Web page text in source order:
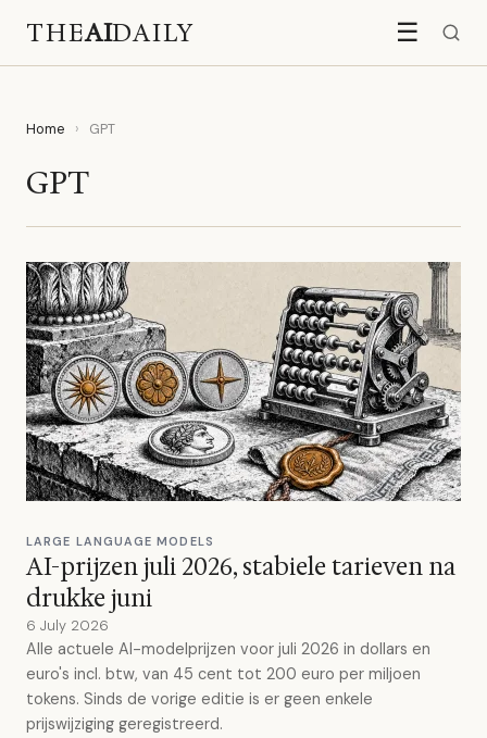
THEAIDAILY ☰
Home › GPT
GPT
LARGE LANGUAGE MODELS
AI-prijzen juli 2026, stabiele tarieven na
drukke juni
6 July 2026
Alle actuele AI-modelprijzen voor juli 2026 in dollars en
euro's incl. btw, van 45 cent tot 200 euro per miljoen
tokens. Sinds de vorige editie is er geen enkele
prijswijziging geregistreerd.